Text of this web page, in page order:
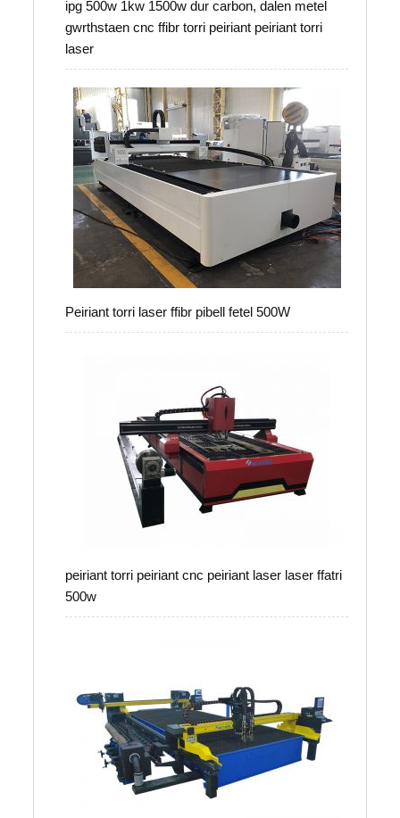
ipg 500w 1kw 1500w dur carbon, dalen metel
gwrthstaen cnc ffibr torri peiriant peiriant torri
laser
Peiriant torri laser ffibr pibell fetel 500W
peiriant torri peiriant cnc peiriant laser laser ffatri
500w